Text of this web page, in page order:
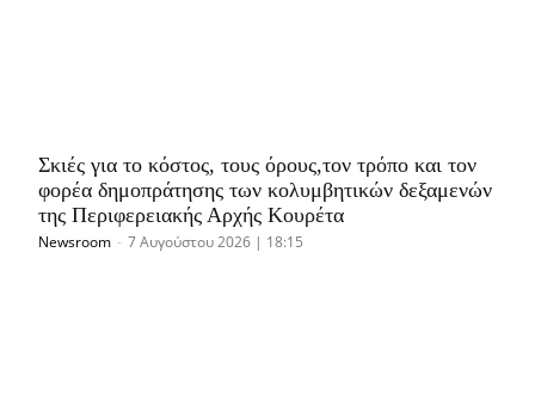
Σκιές για το κόστος, τους όρους,τον τρόπο και τον
φορέα δημοπράτησης των κολυμβητικών δεξαμενών
της Περιφερειακής Αρχής Κουρέτα
Newsroom - 7 Αυγούστου 2026 | 18:15